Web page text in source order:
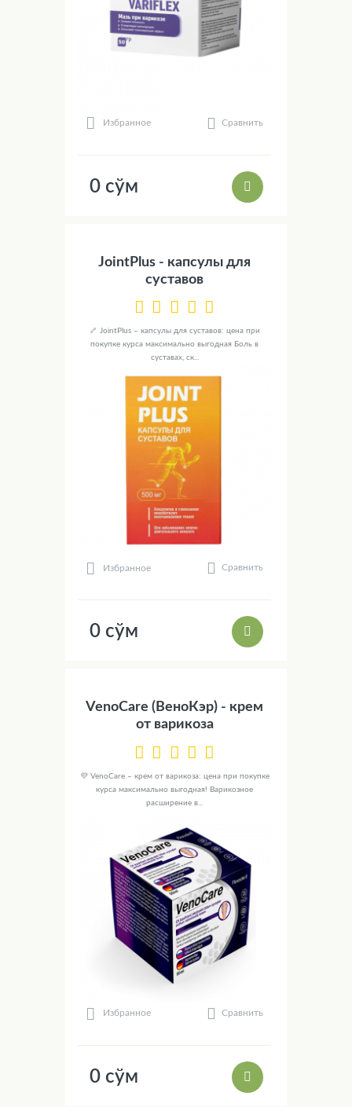
Избранное Сравнить
0 сўм
JointPlus - капсулы для
суставов
🦴 JointPlus – капсулы для суставов: цена при
покупке курса максимально выгодная Боль в
суставах, ск...
Избранное Сравнить
0 сўм
VenoCare (ВеноКэр) - крем
от варикоза
💜 VenoCare – крем от варикоза: цена при покупке
курса максимально выгодная! Варикозное
расширение в...
Избранное Сравнить
0 сўм